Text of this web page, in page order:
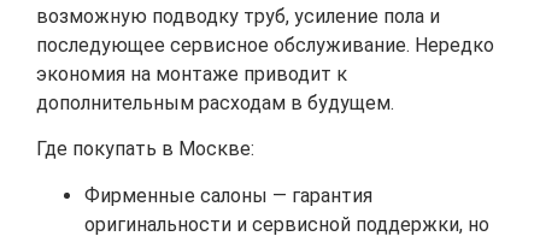
возможную подводку труб, усиление пола и
последующее сервисное обслуживание. Нередко
экономия на монтаже приводит к
дополнительным расходам в будущем.
Где покупать в Москве:
Фирменные салоны — гарантия
оригинальности и сервисной поддержки, но